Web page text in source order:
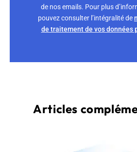
de nos emails. Pour plus
pouvez consulter l’intégralité de
de traitement de vos données
Articles